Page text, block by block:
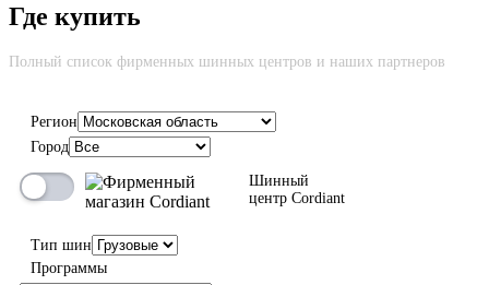
Моментальная компенсация остаточной стоимости шины в
случае ее преждевременного выхода из строя
Где купить
Полный список фирменных шинных центров и наших партнеров
Регион
Город
Шинный
центр Cordiant
Тип шин
Программы